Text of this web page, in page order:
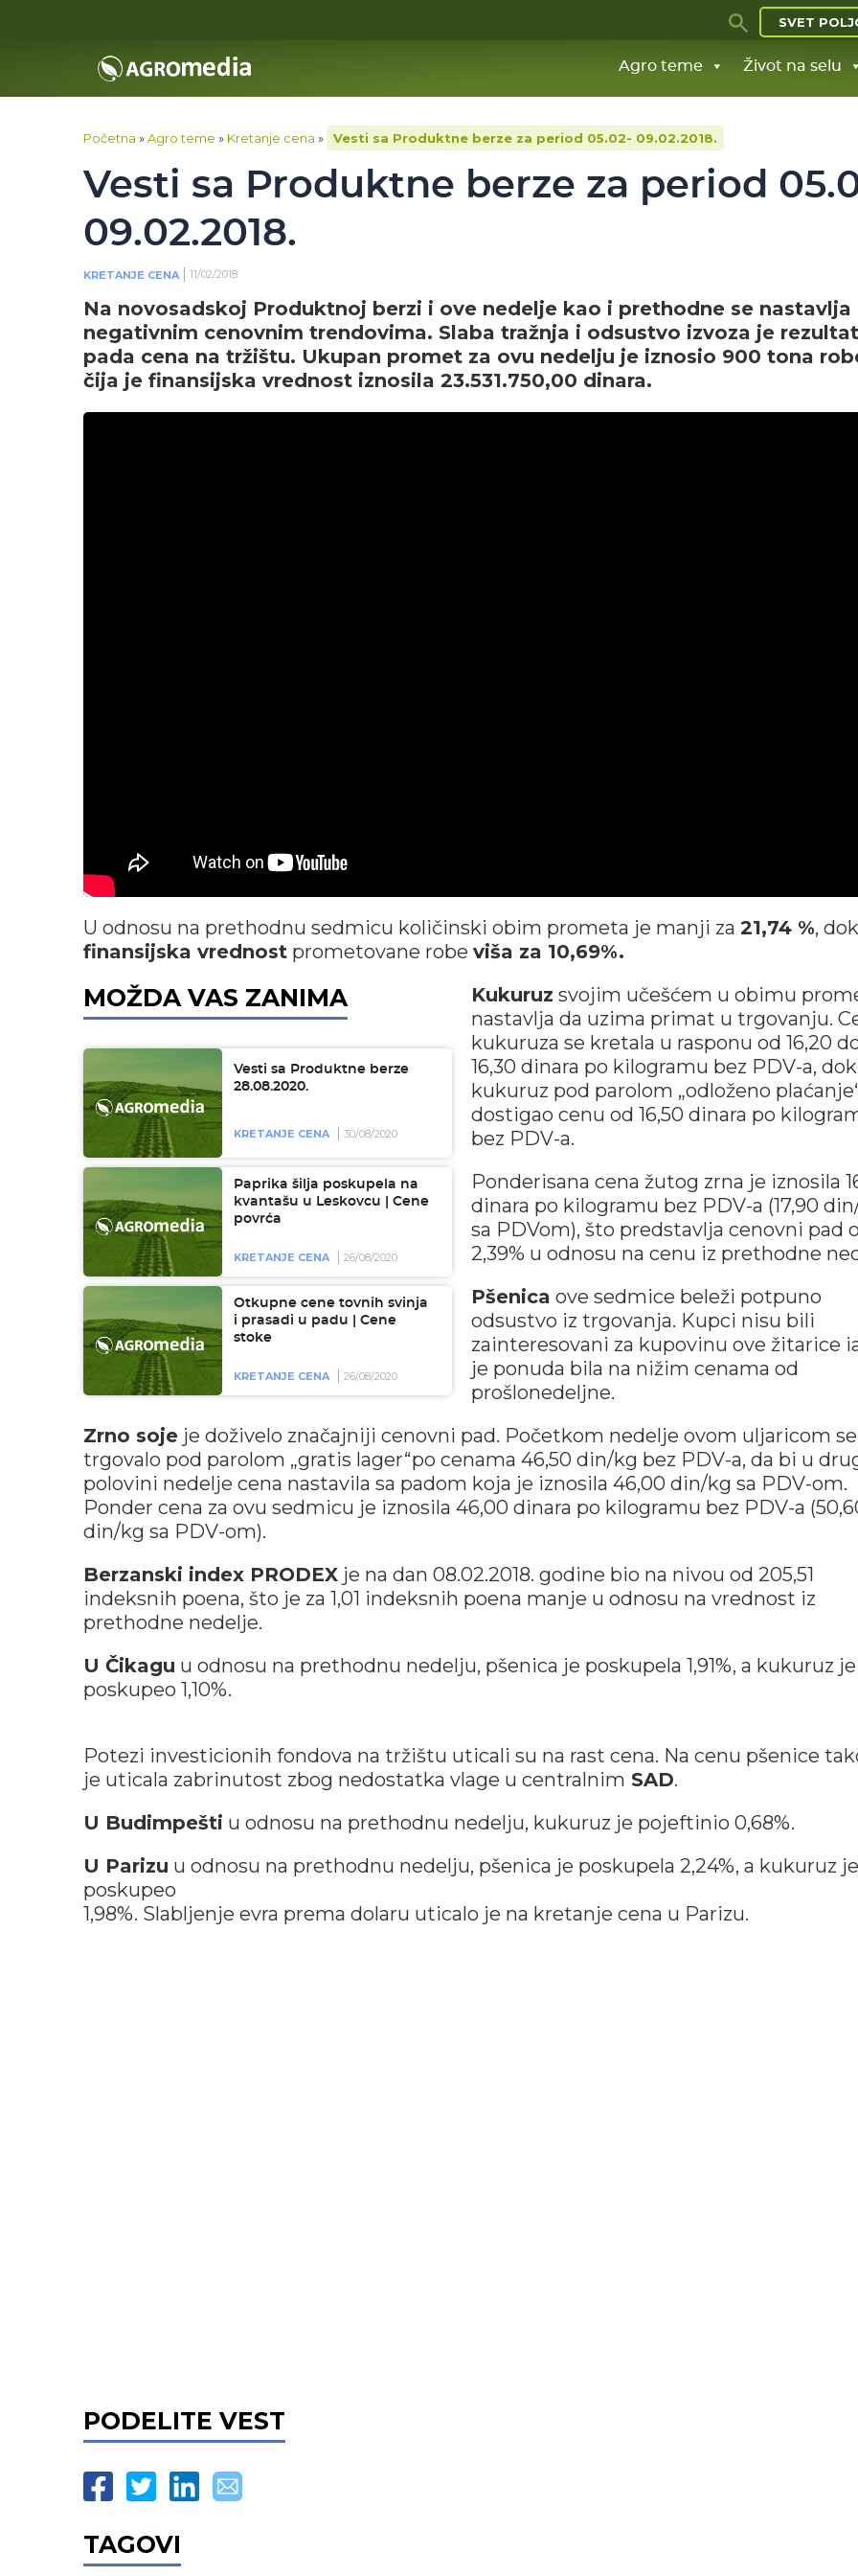
SVET
Agro teme Život na selu
Početna »Agro teme » Kretanje cena » Vesti sa Produktne berze za period 05.02- 09.02.2018.
Vesti sa Produktne berze za period
09.02.2018.
KRETANJE CENA 11/02/2018
Na novosadskoj Produktnoj berzi i ove nedelje kao i prethodne se nastavlja
negativnim cenovnim trendovima. Slaba tražnja i odsustvo izvoza je rezultat
pada cena na tržištu. Ukupan promet za ovu nedelju je iznosio 900 tona
čija je finansijska vrednost iznosila 23.531.750,00 dinara.
U odnosu na prethodnu sedmicu količinski obim prometa je manji za 21,74 %,
finansijska vrednost prometovane robe viša za 10,69%.
MOŽDA VAS ZANIMA
Vesti sa Produktne berze
28.08.2020.
KRETANJE CENA 30/08/2020
Paprika šilja poskupela na
kvantašu u Leskovcu | Cene
povrća
KRETANJE CENA 26/08/2020
Otkupne cene tovnih svinja
i prasadi u padu | Cene
stoke
KRETANJE CENA 26/08/2020
Kukuruz svojim učešćem u obimu
nastavlja da uzima primat u trgovanju.
kukuruza se kretala u rasponu od 16,20
16,30 dinara po kilogramu bez PDV-a,
kukuruz pod parolom „odloženo
dostigao cenu od 16,50 dinara po
bez PDV-a.
Ponderisana cena žutog zrna je iznosila
dinara po kilogramu bez PDV-a (17,90
sa PDVom), što predstavlja cenovni pad
2,39% u odnosu na cenu iz prethodne
Pšenica ove sedmice beleži potpuno
odsustvo iz trgovanja. Kupci nisu bili
zainteresovani za kupovinu ove žitarice
je ponuda bila na nižim cenama od
prošlonedeljne.
Zrno soje je doživelo značajniji cenovni pad. Početkom nedelje ovom uljaricom se
trgovalo pod parolom „gratis lager“po cenama 46,50 din/kg bez PDV-a, da bi u
polovini nedelje cena nastavila sa padom koja je iznosila 46,00 din/kg sa PDV-om.
Ponder cena za ovu sedmicu je iznosila 46,00 dinara po kilogramu bez PDV-a
din/kg sa PDV-om).
Berzanski index PRODEX je na dan 08.02.2018. godine bio na nivou od 205,51
indeksnih poena, što je za 1,01 indeksnih poena manje u odnosu na vrednost iz
prethodne nedelje.
U Čikagu u odnosu na prethodnu nedelju, pšenica je poskupela 1,91%, a kukuruz je
poskupeo 1,10%.
Potezi investicionih fondova na tržištu uticali su na rast cena. Na cenu pšenice
je uticala zabrinutost zbog nedostatka vlage u centralnim SAD.
U Budimpešti u odnosu na prethodnu nedelju, kukuruz je pojeftinio 0,68%.
U Parizu u odnosu na prethodnu nedelju, pšenica je poskupela 2,24%, a kukuruz je
poskupeo
1,98%. Slabljenje evra prema dolaru uticalo je na kretanje cena u Parizu.
PODELITE VEST
TAGOVI